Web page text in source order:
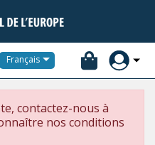
Français
contactez-nous à
nos conditions